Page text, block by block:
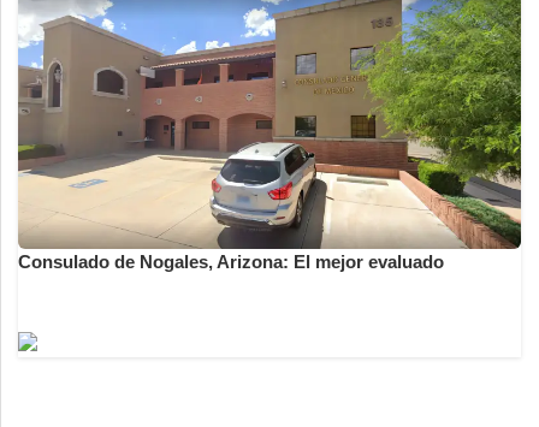
Consulado de Nogales, Arizona: El mejor evaluado